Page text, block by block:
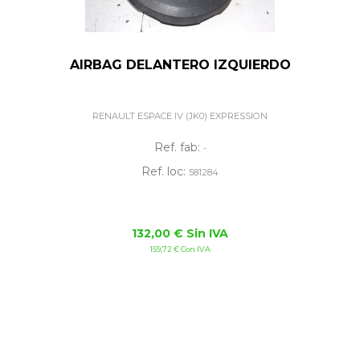
AIRBAG DELANTERO IZQUIERDO
RENAULT ESPACE IV (JK0) EXPRESSION
Ref. fab: -
Ref. loc: 581284
132,00 € Sin IVA
159,72 € Con IVA